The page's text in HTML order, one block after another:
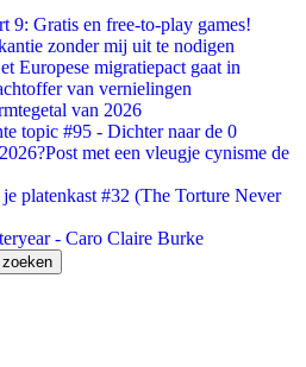
9: Gratis en free-to-play games!
zonder mij uit te nodigen
Europese migratiepact gaat in
van vernielingen
van 2026
topic #95 - Dichter naar de 0
met een vleugje cynisme de
platenkast #32 (The Torture Never
- Caro Claire Burke